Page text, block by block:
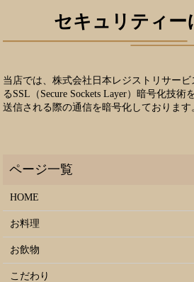
セキュリティー
当店では、株式会社日本レジストリサー
るSSL（Secure Sockets Layer）暗号化技
送信される際の通信を暗号化しております
HOME
お料理
お飲物
こだわり